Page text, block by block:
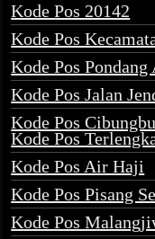
Kode Pos 20142
Kode Pos
Kode Pos
Kode Pos Jalan
Kode Pos
Kode Pos
Kode Pos Air Haji
Kode Pos Pisang
Kode Pos